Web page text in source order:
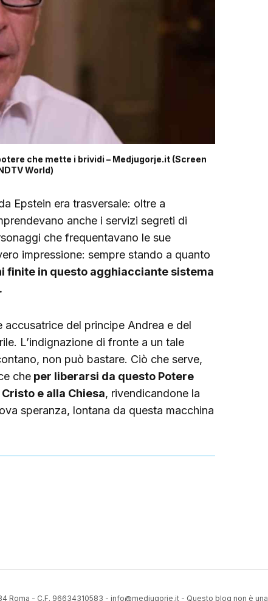
che mette i brividi – Medjugorje.it (Screen
World)
Epstein era trasversale: oltre a
anche i servizi segreti di
che frequentavano le sue
impressione: sempre stando a quanto
finite in questo agghiacciante sistema
accusatrice del principe Andrea e del
L’indignazione di fronte a un tale
non può bastare. Ciò che serve,
che per liberarsi da questo Potere
e alla Chiesa, rivendicandone la
speranza, lontana da questa macchina
Roma - C.F. 96634310583 - info@medjugorje.it - Questo blog non è una